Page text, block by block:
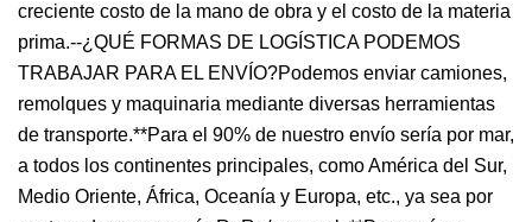
creciente costo de la mano de obra y el costo de la materia
prima.--¿QUÉ FORMAS DE LOGÍSTICA PODEMOS
TRABAJAR PARA EL ENVÍO?Podemos enviar camiones,
remolques y maquinaria mediante diversas herramientas
de transporte.**Para el 90% de nuestro envío sería por mar,
a todos los continentes principales, como América del Sur,
Medio Oriente, África, Oceanía y Europa, etc., ya sea por